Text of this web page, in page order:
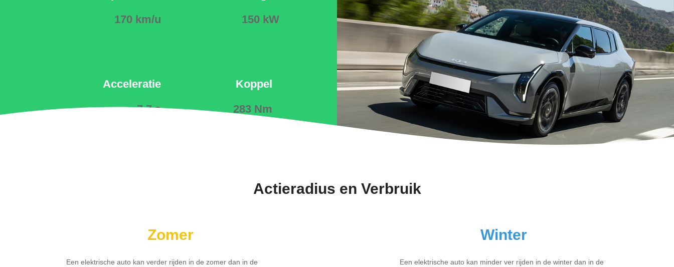
170 km/u
Acceleratie
7.7 s
150 kW
Koppel
283 Nm
Actieradius en Verbruik
Zomer
Een elektrische auto kan verder rijden in de zomer dan in de
Winter
Een elektrische auto kan minder ver rijden in de winter dan in de